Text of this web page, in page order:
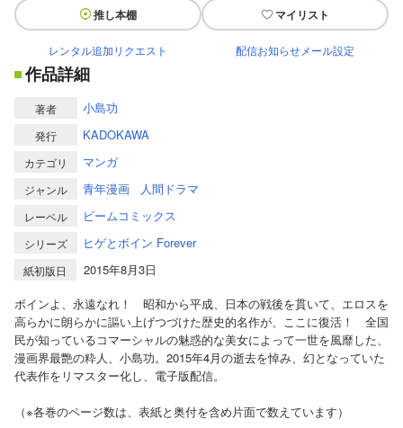
推し本棚 マイリスト
レンタル追加リクエスト 配信お知らせメール設定
作品詳細
著者 小島功
発行 KADOKAWA
カテゴリ マンガ
ジャンル 青年漫画 人間ドラマ
レーベル ビームコミックス
シリーズ ヒゲとボイン Forever
紙初版日
2015年8月3日
ボインよ、永遠なれ！ 昭和から平成、日本の戦後を貫いて、エロスを
高らかに朗らかに謳い上げつづけた歴史的名作が、ここに復活！ 全国
民が知っているコマーシャルの魅惑的な美女によって一世を風靡した、
漫画界最艶の粋人、小島功。2015年4月の逝去を悼み、幻となっていた
代表作をリマスター化し、電子版配信。
（※各巻のページ数は、表紙と奥付を含め片面で数えています）